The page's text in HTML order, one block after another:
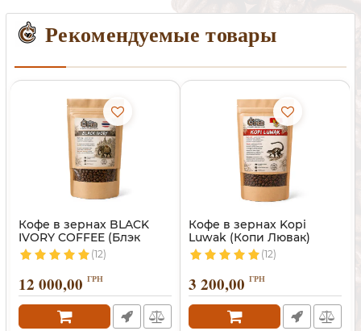
Рекомендуемые товары
Кофе в зернах BLACK
IVORY COFFEE (Блэк
Айвори)
(12)
12 000,00 ГРН
Кофе в зернах Kopi
Luwak (Копи Лювак)
(12)
3 200,00 ГРН